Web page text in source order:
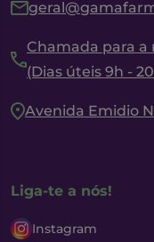
Chamada para a
(Dias úteis 9h -
Avenida Emidio
Liga-te a nós!
Instagram